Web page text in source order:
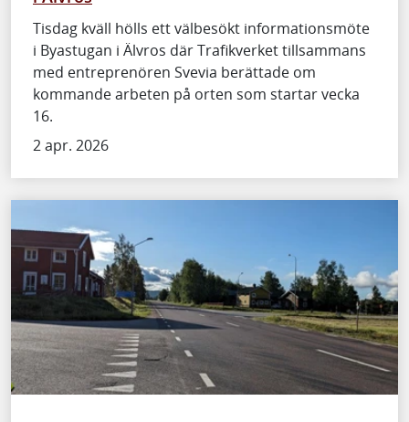
Tisdag kväll hölls ett välbesökt informationsmöte
i Byastugan i Älvros där Trafikverket tillsammans
med entreprenören Svevia berättade om
kommande arbeten på orten som startar vecka
16.
2 apr. 2026